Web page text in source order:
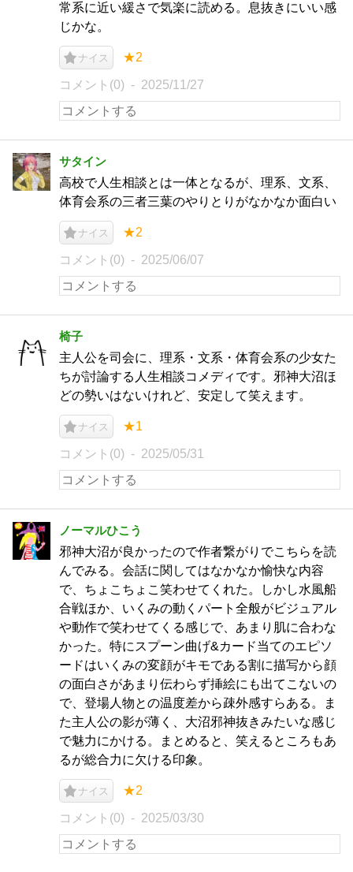
常系に近い緩さで気楽に読める。息抜きにいい感
じかな。
ナイス ★2
コメント(0) 2025/11/27
サタイン
高校で人生相談とは一体となるが、理系、文系、
体育会系の三者三葉のやりとりがなかなか面白い
ナイス ★2
コメント(0) 2025/06/07
椅子
主人公を司会に、理系・文系・体育会系の少女た
ちが討論する人生相談コメディです。邪神大沼ほ
どの勢いはないけれど、安定して笑えます。
ナイス ★1
コメント(0) 2025/05/31
ノーマルひこう
邪神大沼が良かったので作者繋がりでこちらを読
んでみる。会話に関してはなかなか愉快な内容
で、ちょこちょこ笑わせてくれた。しかし水風船
合戦ほか、いくみの動くパート全般がビジュアル
や動作で笑わせてくる感じで、あまり肌に合わな
かった。特にスプーン曲げ&カード当てのエピソ
ードはいくみの変顔がキモである割に描写から顔
の面白さがあまり伝わらず挿絵にも出てこないの
で、登場人物との温度差から疎外感すらある。ま
た主人公の影が薄く、大沼邪神抜きみたいな感じ
で魅力にかける。まとめると、笑えるところもあ
るが総合力に欠ける印象。
ナイス ★2
コメント(0) 2025/03/30